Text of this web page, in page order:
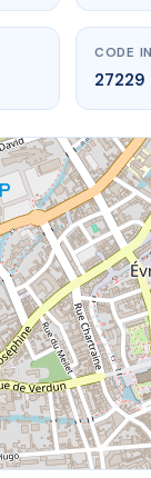
LE
19 bd
CODE
27229